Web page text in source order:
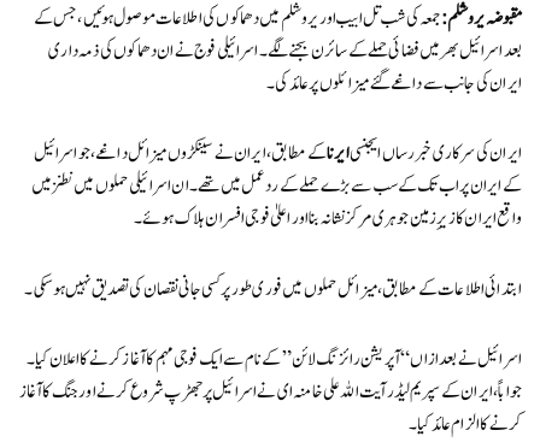
مقبوضہ یروشلم:جمعہ کی شب تل ابیب اور یروشلم میں دھماکوں کی اطلاعات موصول ہوئیں، جس کے
بعد اسرائیل بھر میں فضائی حملے کے سائرن بجنے لگے۔ اسرائیلی فوج نے ان دھماکوں کی ذمہ داری
ایران کی جانب سے داغے گئے میزائلوں پر عائد کی۔
ایران کی سرکاری خبر رساں ایجنسیایرناکے مطابق، ایران نے سینکڑوں میزائل داغے، جو اسرائیل
کے ایران پر اب تک کے سب سے بڑے حملے کے ردعمل میں تھے۔ ان اسرائیلی حملوں میں نطنز میں
واقع ایران کا زیرِ زمین جوہری مرکز نشانہ بنا اور اعلیٰ فوجی افسران ہلاک ہوئے۔
ابتدائی اطلاعات کے مطابق، میزائل حملوں میں فوری طور پر کسی جانی نقصان کی تصدیق نہیں ہو سکی۔
اسرائیل نے بعد ازاں “آپریشن رائزنگ لائن” کے نام سے ایک فوجی مہم کا آغاز کرنے کا اعلان کیا۔
جواباً، ایران کے سپریم لیڈر آیت اللہ علی خامنہ ای نے اسرائیل پر جھڑپ شروع کرنے اور جنگ کا آغاز
کرنے کا الزام عائد کیا۔